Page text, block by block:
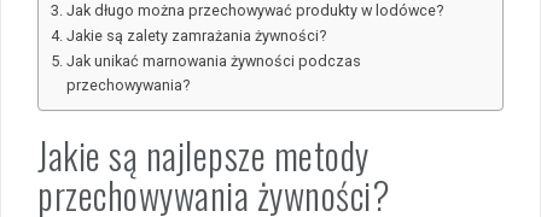
Jak długo można przechowywać produkty w lodówce?
Jakie są zalety zamrażania żywności?
Jak unikać marnowania żywności podczas
przechowywania?
Jakie są najlepsze metody
przechowywania żywności?